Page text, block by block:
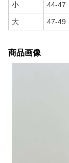
小 44-47
大 47-49
商品画像